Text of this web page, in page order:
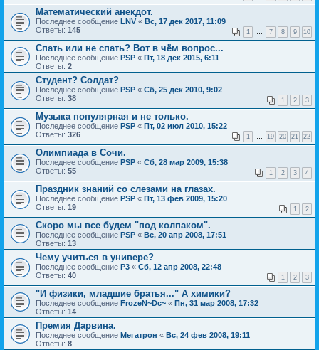
Математический анекдот.
Последнее сообщение LNV « Вс, 17 дек 2017, 11:09
Ответы: 145 1 7 8 9 10
Спать или не спать? Вот в чём вопрос...
Последнее сообщение PSP « Пт, 18 дек 2015, 6:11
Ответы: 2
Студент? Солдат?
Последнее сообщение PSP « Сб, 25 дек 2010, 9:02
Ответы: 38 1 2 3
Музыка популярная и не только.
Последнее сообщение PSP « Пт, 02 июл 2010, 15:22
Ответы: 326 1 19 20 21 22
Олимпиада в Сочи.
Последнее сообщение PSP « Сб, 28 мар 2009, 15:38
Ответы: 55 1 2 3 4
Праздник знаний со слезами на глазах.
Последнее сообщение PSP « Пт, 13 фев 2009, 15:20
Ответы: 19 1 2
Скоро мы все будем "под колпаком".
Последнее сообщение PSP « Вс, 20 апр 2008, 17:51
Ответы: 13
Чему учиться в универе?
Последнее сообщение P3 « Сб, 12 апр 2008, 22:48
Ответы: 40 1 2 3
"И физики, младшие братья..." А химики?
Последнее сообщение FrozeN~Dc~ « Пн, 31 мар 2008, 17:32
Ответы: 14
Премия Дарвина.
Последнее сообщение Мегатрон « Вс, 24 фев 2008, 19:11
Ответы: 8